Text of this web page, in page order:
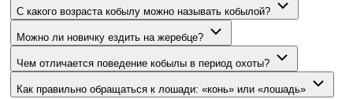
С какого возраста кобылу можно называть кобылой?
Можно ли новичку ездить на жеребце?
Чем отличается поведение кобылы в период охоты?
Как правильно обращаться к лошади: «конь» или «лошадь»